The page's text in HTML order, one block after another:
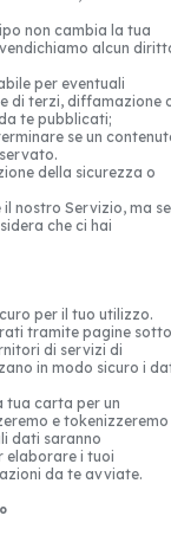
non cambia la tua
alcun
per eventuali
di terzi, diffamazione
te pubblicati;
se un
della sicurezza o
nostro Servizio, ma se
che ci hai
per il tuo utilizzo.
tramite pagine sotto
di servizi di
in modo sicuro i
tua carta per un
e tokenizzeremo
dati saranno
elaborare i tuoi
da te avviate.